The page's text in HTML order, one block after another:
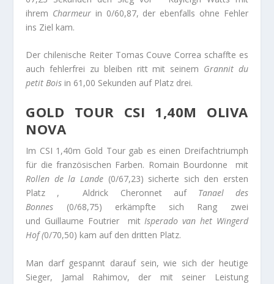
ihrem Charmeur in 0/60,87, der ebenfalls ohne Fehler
ins Ziel kam.
Der chilenische Reiter Tomas Couve Correa schaffte es
auch fehlerfrei zu bleiben ritt mit seinem Grannit du
petit Bois in 61,00 Sekunden auf Platz drei.
GOLD TOUR CSI 1,40M OLIVA
NOVA
Im CSI 1,40m Gold Tour gab es einen Dreifachtriumph
für die französischen Farben. Romain Bourdonne mit
Rollen de la Lande(0/67,23) sicherte sich den ersten
Platz , Aldrick Cheronnet auf Tanael des
Bonnes (0/68,75) erkämpfte sich Rang zwei
und Guillaume Foutrier mitIsperado van het Wingerd
Hof (0/70,50) kam auf den dritten Platz.
Man darf gespannt darauf sein, wie sich der heutige
Sieger, Jamal Rahimov, der mit seiner Leistung